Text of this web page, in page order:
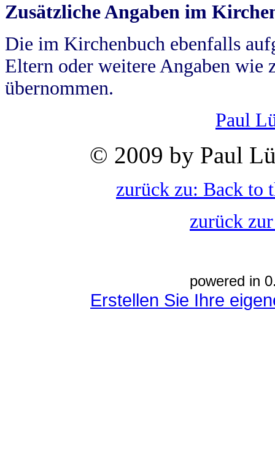
Zusätzliche Angaben im
Die im Kirchenbuch ebenfalls
Eltern oder weitere Angaben wie
übernommen.
Paul
© 2009 by Paul
zurück zu: Back to
zurück
powered in
Erstellen Sie Ihre